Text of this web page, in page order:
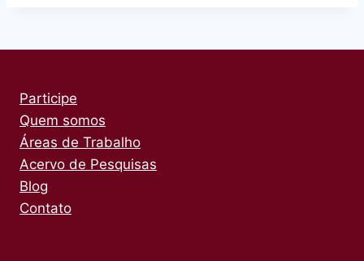
Participe
Quem somos
Áreas de Trabalho
Acervo de Pesquisas
Blog
Contato